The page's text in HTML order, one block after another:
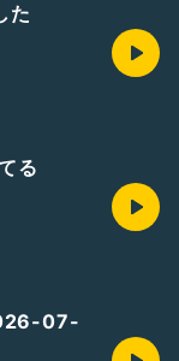
た
る
07-